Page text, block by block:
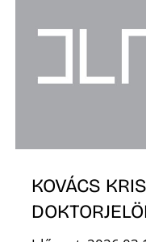
KOVÁCS